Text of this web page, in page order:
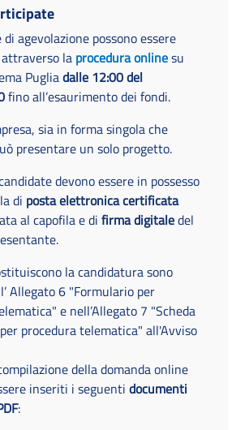
di agevolazione possono essere
la procedura onlinesu
Pugliadalle 12:00 del
fino all’esaurimento dei fondi.
sia in forma singola che
presentare un solo progetto.
devono essere in possesso
di posta elettronica certificata
al capofila e di firma digitaledel
la candidatura sono
Allegato 6 "Formulario per
e nell’Allegato 7 "Scheda
procedura telematica" all'Avviso
della domanda online
inseriti i seguenti documenti
: